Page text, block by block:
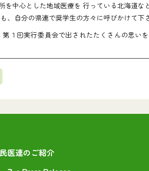
中心とした地域医療を 行っている北海道
自分の県連で奨学生の方々に呼びかけて下
１回実行委員会で出されたたくさんの思い
民医連のご紹介